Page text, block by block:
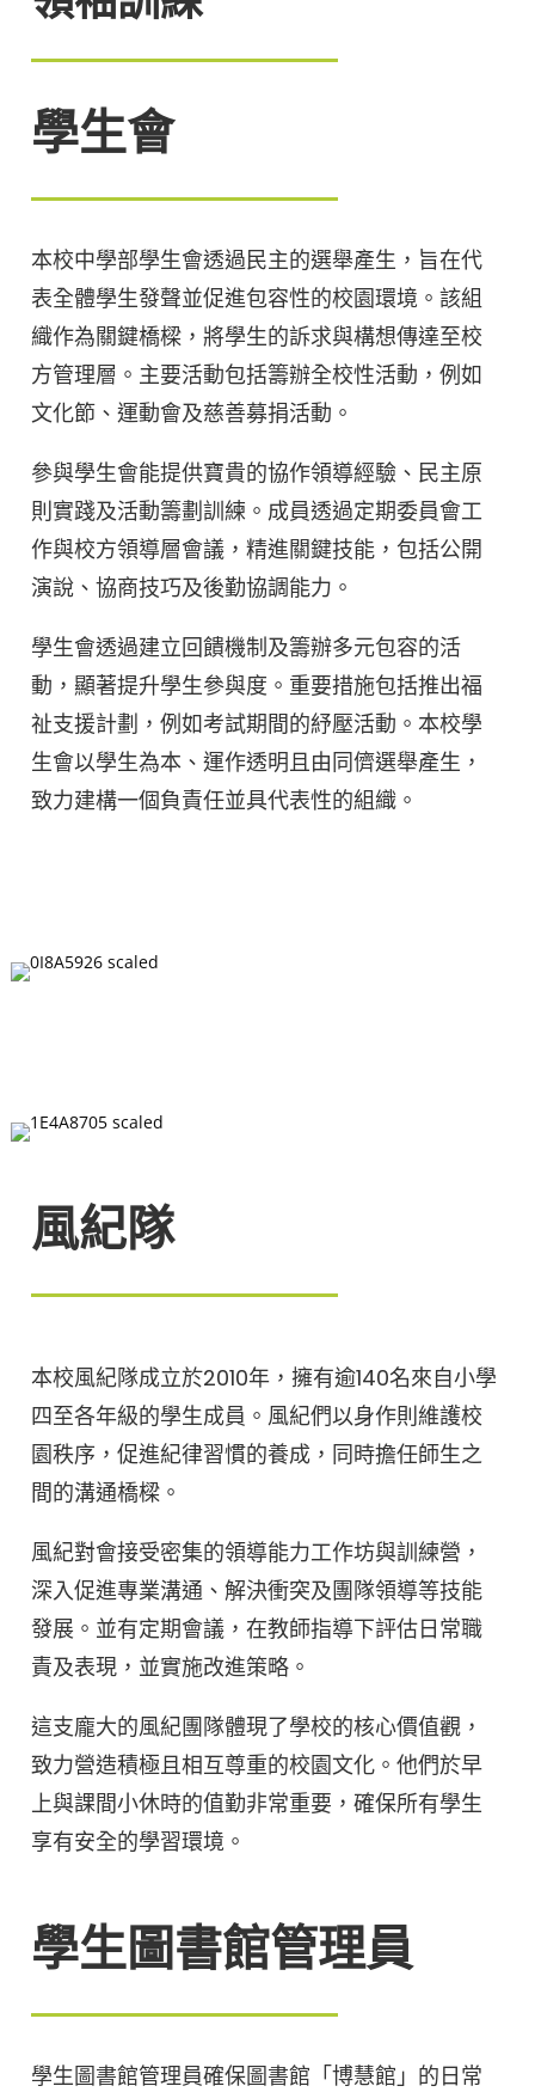
學生會
本校中學部學生會透過民主的選舉產生，旨在代
表全體學生發聲並促進包容性的校園環境。該組
織作為關鍵橋樑，將學生的訴求與構想傳達至校
方管理層。主要活動包括籌辦全校性活動，例如
文化節、運動會及慈善募捐活動。
參與學生會能提供寶貴的協作領導經驗、民主原
則實踐及活動籌劃訓練。成員透過定期委員會工
作與校方領導層會議，精進關鍵技能，包括公開
演說、協商技巧及後勤協調能力。
學生會透過建立回饋機制及籌辦多元包容的活
動，顯著提升學生參與度。重要措施包括推出福
祉支援計劃，例如考試期間的紓壓活動。本校學
生會以學生為本、運作透明且由同儕選舉產生，
致力建構一個負責任並具代表性的組織。
風紀隊
本校風紀隊成立於2010年，擁有逾140名來自小學
四至各年級的學生成員。風紀們以身作則維護校
園秩序，促進紀律習慣的養成，同時擔任師生之
間的溝通橋樑。
風紀對會接受密集的領導能力工作坊與訓練營，
深入促進專業溝通、解決衝突及團隊領導等技能
發展。並有定期會議，在教師指導下評估日常職
責及表現，並實施改進策略。
這支龐大的風紀團隊體現了學校的核心價值觀，
致力營造積極且相互尊重的校園文化。他們於早
上與課間小休時的值勤非常重要，確保所有學生
享有安全的學習環境。
學生圖書館管理員
學生圖書館管理員確保圖書館「博慧館」的日常